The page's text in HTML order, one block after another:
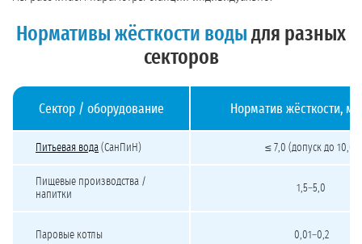
Нормативы жёсткости воды для разных
секторов
Сектор / оборудование Норматив жёсткости,
Питьевая вода (СанПиН) ≤ 7,0 (допуск до 10,0)
Пищевые производства /
напитки
1,5–5,0
Паровые котлы 0,01–0,2